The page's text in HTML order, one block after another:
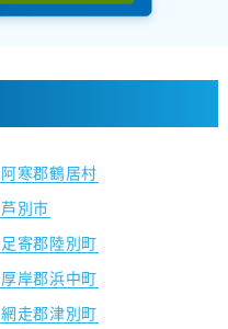
阿寒郡鶴居村
芦別市
足寄郡陸別町
厚岸郡浜中町
網走郡津別町